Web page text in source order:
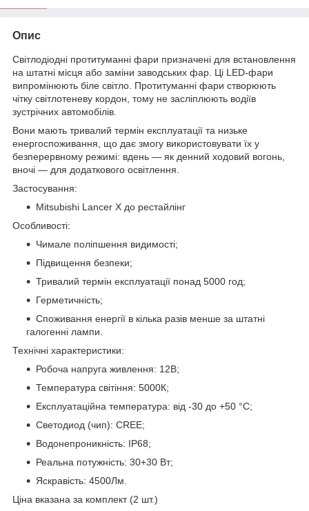
Опис
Світлодіодні протитуманні фари призначені для встановлення
на штатні місця або заміни заводських фар. Ці LED-фари
випромінюють біле світло. Протитуманні фари створюють
чітку світлотеневу кордон, тому не засліплюють водіїв
зустрічних автомобілів.
Вони мають тривалий термін експлуатації та низьке
енергоспоживання, що дає змогу використовувати їх у
безперервному режимі: вдень — як денний ходовий вогонь,
вночі — для додаткового освітлення.
Застосування:
Mitsubishi Lancer X до рестайлінг
Особливості:
Чимале поліпшення видимості;
Підвищення безпеки;
Тривалий термін експлуатації понад 5000 год;
Герметичність;
Споживання енергії в кілька разів менше за штатні
галогенні лампи.
Технічні характеристики:
Робоча напруга живлення: 12В;
Температура світіння: 5000К;
Експлуатаційна температура: від -30 до +50 °C;
Светодиод (чип): CREE;
Водонепроникність: IP68;
Реальна потужність: 30+30 Вт;
Яскравість: 4500Лм.
Ціна вказана за комплект (2 шт.)